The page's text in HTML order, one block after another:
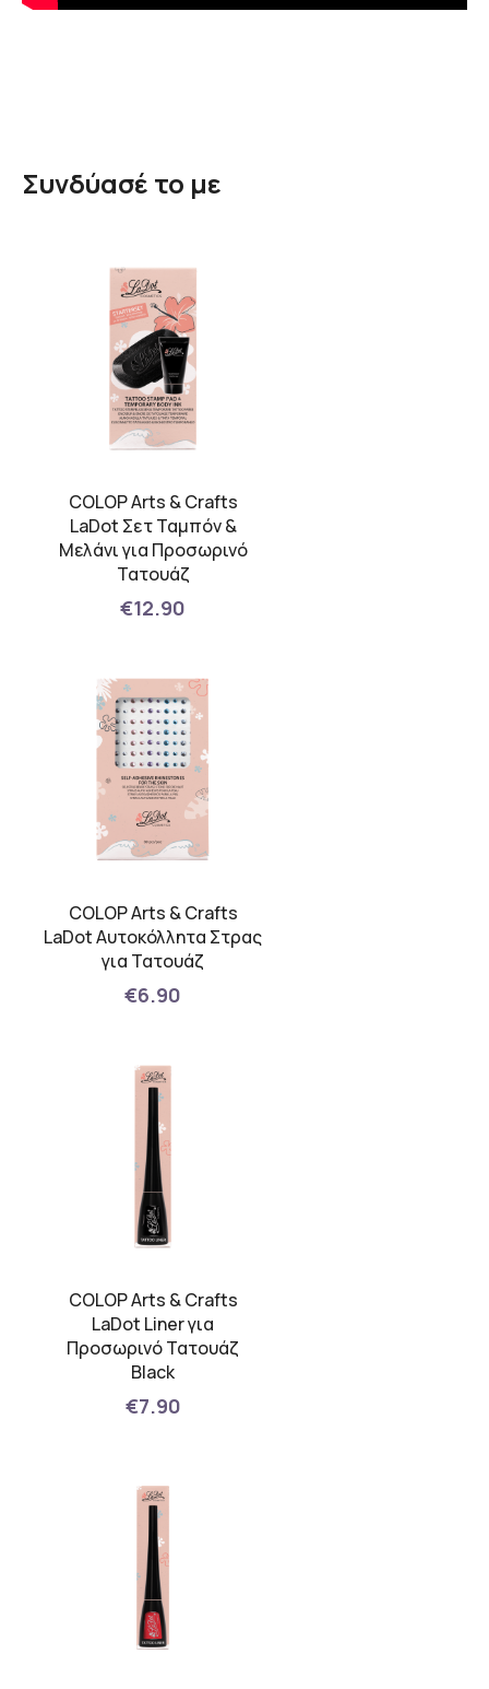
Συνδύασέ το με
COLOP Arts & Crafts
LaDot Σετ Ταμπόν &
Μελάνι για Προσωρινό
Τατουάζ
€12.90
COLOP Arts & Crafts
LaDot Αυτοκόλλητα Στρας
για Τατουάζ
€6.90
COLOP Arts & Crafts
LaDot Liner για
Προσωρινό Τατουάζ
Black
€7.90